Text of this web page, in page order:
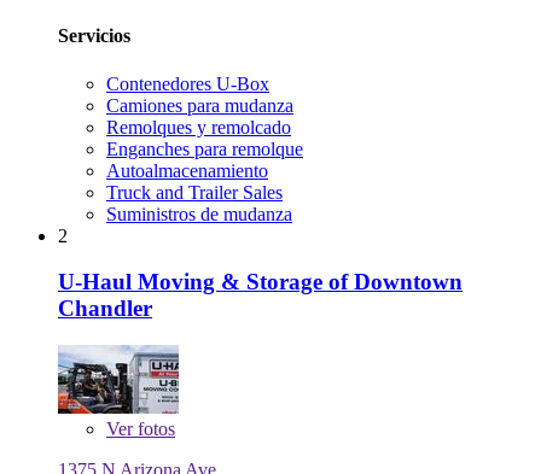
Servicios
Contenedores U-Box
Camiones para mudanza
Remolques y remolcado
Enganches para remolque
Autoalmacenamiento
Truck and Trailer Sales
Suministros de mudanza
2
U-Haul Moving & Storage of Downtown
Chandler
Verfotos
1375 N Arizona Ave